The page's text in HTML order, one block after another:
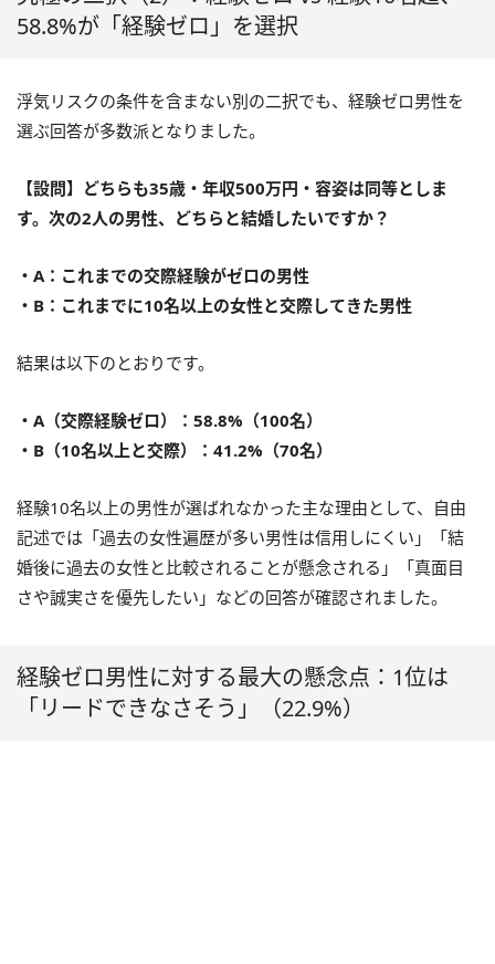
58.8%が「経験ゼロ」を選択
浮気リスクの条件を含まない別の二択でも、経験ゼロ男性を
選ぶ回答が多数派となりました。
【設問】どちらも35歳・年収500万円・容姿は同等としま
す。次の2人の男性、どちらと結婚したいですか？
・A：これまでの交際経験がゼロの男性
・B：これまでに10名以上の女性と交際してきた男性
結果は以下のとおりです。
・A（交際経験ゼロ）：58.8%（100名）
・B（10名以上と交際）：41.2%（70名）
経験10名以上の男性が選ばれなかった主な理由として、自由
記述では「過去の女性遍歴が多い男性は信用しにくい」「結
婚後に過去の女性と比較されることが懸念される」「真面目
さや誠実さを優先したい」などの回答が確認されました。
経験ゼロ男性に対する最大の懸念点：1位は
「リードできなさそう」（22.9%）